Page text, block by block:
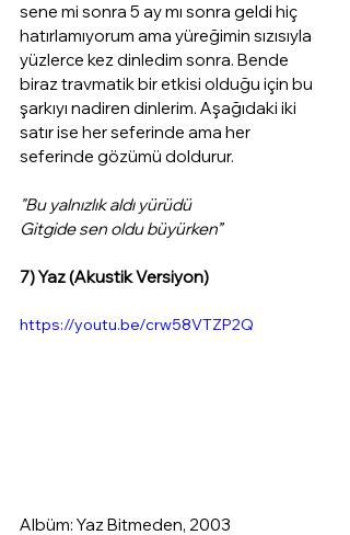
sene mi sonra 5 ay mı sonra geldi hiç
hatırlamıyorum ama yüreğimin sızısıyla
yüzlerce kez dinledim sonra. Bende
biraz travmatik bir etkisi olduğu için bu
şarkıyı nadiren dinlerim. Aşağıdaki iki
satır ise her seferinde ama her
seferinde gözümü doldurur.
"Bu yalnızlık aldı yürüdü
Gitgide sen oldu büyürken”
7) Yaz (Akustik Versiyon)
https://youtu.be/crw58VTZP2Q
Albüm: Yaz Bitmeden, 2003